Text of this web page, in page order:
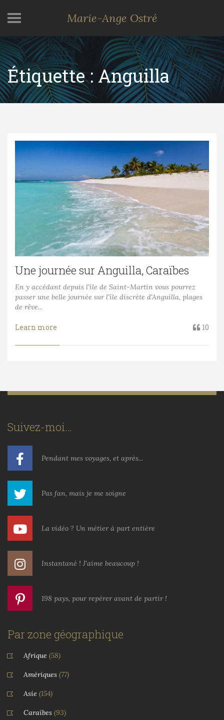
Marie-Ange Ostré
Étiquette : Anguilla
Une journée sur Anguilla, Caraïbes
En y accédant depuis l'île de Saint-Martin vous pourrez
passer une belle journée sur l'île discrète d'Anguilla, plages
de rêve...
Learn more 10
Suivez-moi…
Pendant mes voyages, et après...
Pas fan, mais je me soigne
La vidéo ? Un métier à part entière
Instantané ! J'aime beaucoup !
198 pays, pour repérer avant de partir !
Par zone géographique
Afrique (58)
Amériques (77)
Asie (154)
Caraïbes (93)